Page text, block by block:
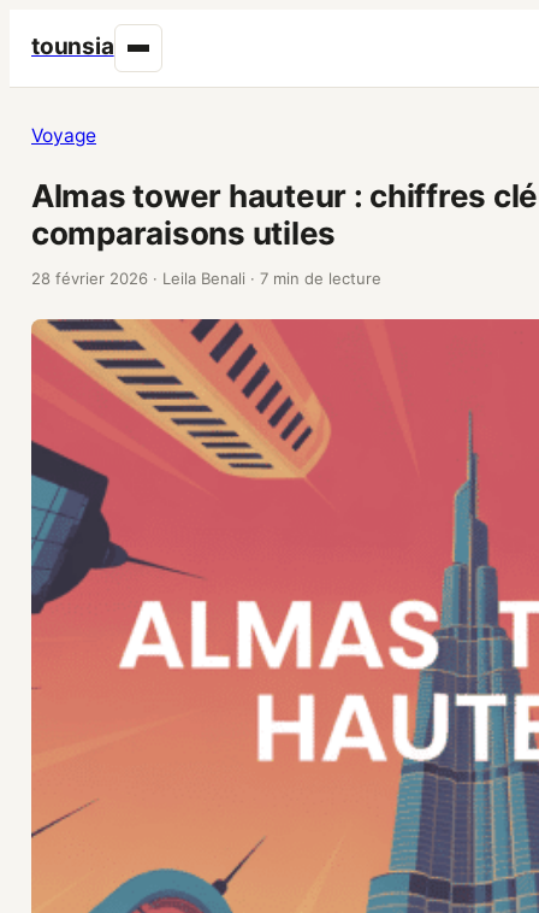
tounsia
Voyage
Almas tower hauteur : chiffres
comparaisons utiles
28 février 2026 · Leila Benali · 7 min de lecture